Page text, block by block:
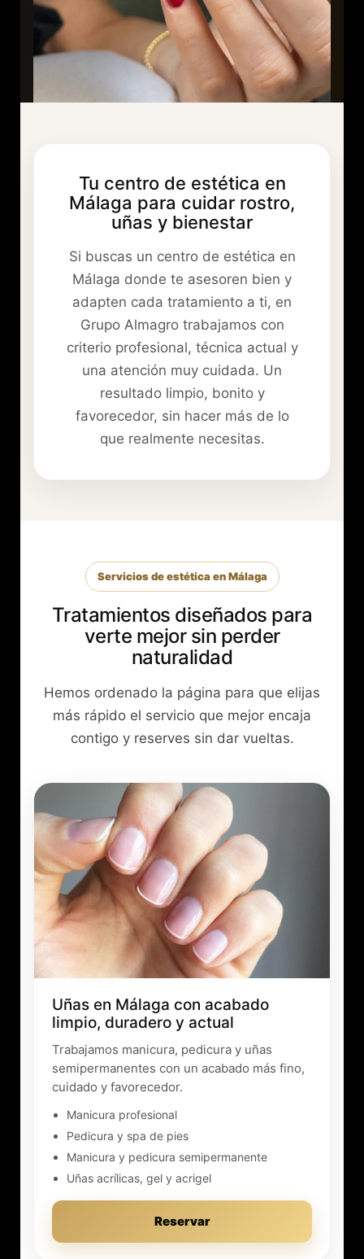
Tu centro de estética en
Málaga para cuidar rostro,
uñas y bienestar
Si buscas un centro de estética en
Málaga donde te asesoren bien y
adapten cada tratamiento a ti, en
Grupo Almagro trabajamos con
criterio profesional, técnica actual y
una atención muy cuidada. Un
resultado limpio, bonito y
favorecedor, sin hacer más de lo
que realmente necesitas.
Servicios de estética en Málaga
Tratamientos diseñados para
verte mejor sin perder
naturalidad
Hemos ordenado la página para que elijas
más rápido el servicio que mejor encaja
contigo y reserves sin dar vueltas.
Uñas en Málaga con acabado
limpio, duradero y actual
Trabajamos manicura, pedicura y uñas
semipermanentes con un acabado más fino,
cuidado y favorecedor.
Manicura profesional
Pedicura y spa de pies
Manicura y pedicura semipermanente
Uñas acrílicas, gel y acrigel
Reservar